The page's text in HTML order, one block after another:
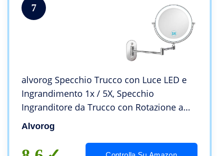
7
alvorog Specchio Trucco con Luce LED e
Ingrandimento 1x / 5X, Specchio
Ingranditore da Trucco con Rotazione a
360 °, Luce Regolabile e Spegnimento
Automatico per Bagno, Toletta, Hotel –
Cromato
Alvorog